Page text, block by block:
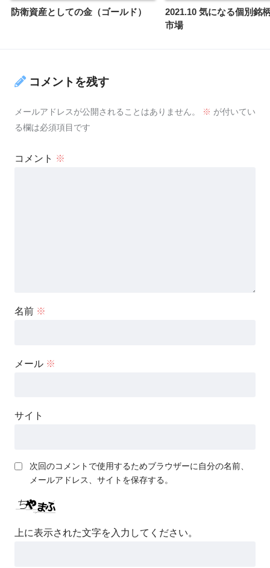
防衛資産としての金（ゴールド）
2021.10 気になる個別銘
市場
コメントを残す
メールアドレスが公開されることはありません。 ※ が付いてい
る欄は必須項目です
コメント ※
名前 ※
メール ※
サイト
次回のコメントで使用するためブラウザーに自分の名前、
メールアドレス、サイトを保存する。
上に表示された文字を入力してください。